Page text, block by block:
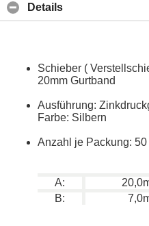
Details
Schieber (
20mm Gurtband
Ausführung:
Farbe: Silbern
Anzahl je Packung: 50
A:
B: